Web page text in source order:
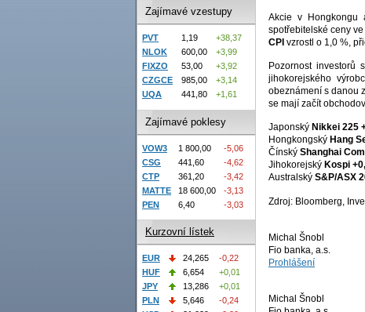
Akcie v Hongkongu
spotřebitelské ceny
CPI vzrostl o 1,0 %,
Pozornost investorů
jihokorejského
obeznámení s danou
se mají začít
Japonský Nikkei 225
Hongkongský Hang
Čínský Shanghai
Jihokorejský Kospi
Australský S&P/ASX
Zdroj: Bloomberg,
Michal Šnobl
Fio banka, a.s.
Prohlášení
Michal Šnobl
Zajímavé vzestupy
PVT 1,19
+38,37
NLOK
600,00
+3,99
FIXZO
53,00
+3,92
CZGCE
985,00
+3,14
UQA
441,80 +1,61
Zajímavé poklesy
VOW3 1 800,00
-5,06
CSG
441,60
-4,62
CTP
361,20
-3,42
MATTE
18 600,00
-3,13
PEN
6,40 -3,03
Kurzovní lístek
EUR 24,265
-0,22
HUF
6,654
+0,01
JPY
13,286
+0,01
PLN
5,646
-0,24